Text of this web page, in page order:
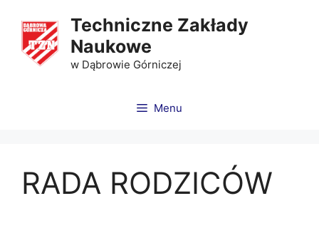
Techniczne Zakłady
Naukowe
w Dąbrowie Górniczej
Menu
RADA RODZICÓW